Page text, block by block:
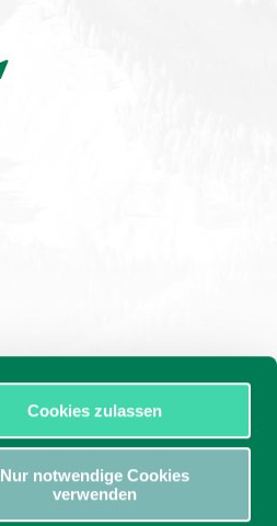
Cookies zulassen
Nur notwendige Cookies
verwenden